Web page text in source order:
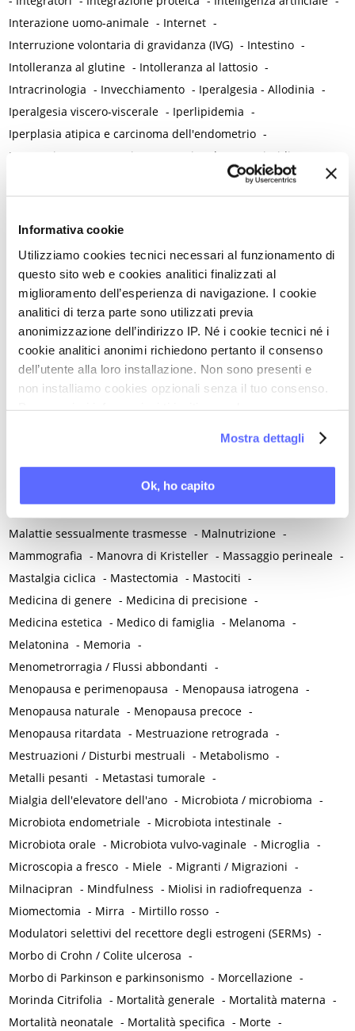
Informativa cookie
Utilizziamo cookies tecnici necessari al funzionamento di
questo sito web e cookies analitici finalizzati al
miglioramento dell’esperienza di navigazione. I cookie
analitici di terza parte sono utilizzati previa
anonimizzazione dell’indirizzo IP. Né i cookie tecnici né i
cookie analitici anonimi richiedono pertanto il consenso
dell’utente alla loro installazione. Non sono presenti e
non installiamo cookies opzionali senza il tuo consenso.
Mostra dettagli
Ok, ho capito
Interazione uomo-animale - Internet -
Interruzione volontaria di gravidanza (IVG) - Intestino -
Intolleranza al glutine - Intolleranza al lattosio -
Intracrinologia - Invecchiamento - Iperalgesia - Allodinia -
Iperalgesia viscero-viscerale - Iperlipidemia -
Iperplasia atipica e carcinoma dell'endometrio -
Ipertensione / Ipertensione gestazionale
Ipertiroidismo
Isterectomia -Isteroscopia
L
L-carnitina Laparoscopia
Lesioni intraepiteliali squamose di alto grado della vulva
Lichen planus - Lichen sclerosus - Lichen simplex chronicus
Linee guida cliniche -Linfedema -Linfoma di Hodgkin
Lockdown -Long Covid -Lubrificazione vaginale -
Lupus eritematoso sistemico -Luteolina -Lutto
M
Malattie autoimmuni -
Malattie immunomediate -Malattie infiammatorie intestinali
-Malattie neurologiche
Malattie sessualmente trasmesse - Malnutrizione -
Mammografia - Manovra di Kristeller - Massaggio perineale -
Mastalgia ciclica - Mastectomia - Mastociti -
Medicina di genere - Medicina di precisione -
Medicina estetica - Medico di famiglia - Melanoma -
Melatonina - Memoria -
Menometrorragia / Flussi abbondanti -
Menopausa e perimenopausa - Menopausa iatrogena -
Menopausa naturale - Menopausa precoce -
Menopausa ritardata - Mestruazione retrograda -
Mestruazioni / Disturbi mestruali - Metabolismo -
Metalli pesanti - Metastasi tumorale -
Mialgia dell'elevatore dell'ano - Microbiota / microbioma -
Microbiota endometriale - Microbiota intestinale -
Microbiota orale - Microbiota vulvo-vaginale - Microglia -
Microscopia a fresco - Miele - Migranti / Migrazioni -
Milnacipran - Mindfulness - Miolisi in radiofrequenza -
Miomectomia - Mirra - Mirtillo rosso -
Modulatori selettivi del recettore degli estrogeni (SERMs) -
Morbo di Crohn / Colite ulcerosa -
Morbo di Parkinson e parkinsonismo - Morcellazione -
Morinda Citrifolia - Mortalità generale - Mortalità materna -
Mortalità neonatale - Mortalità specifica - Morte -